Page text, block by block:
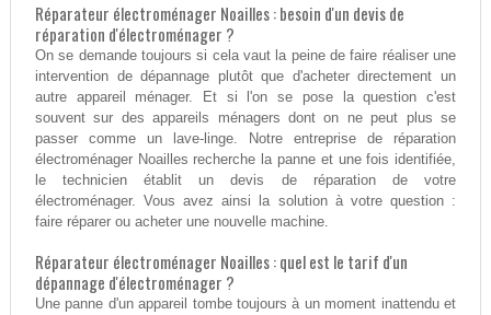
Réparateur électroménager Noailles : besoin d'un devis de
réparation d'électroménager ?
On se demande toujours si cela vaut la peine de faire réaliser une
intervention de dépannage plutôt que d'acheter directement un
autre appareil ménager. Et si l'on se pose la question c'est
souvent sur des appareils ménagers dont on ne peut plus se
passer comme un lave-linge. Notre entreprise de réparation
électroménager Noailles recherche la panne et une fois identifiée,
le technicien établit un devis de réparation de votre
électroménager. Vous avez ainsi la solution à votre question :
faire réparer ou acheter une nouvelle machine.
Réparateur électroménager Noailles : quel est le tarif d'un
dépannage d'électroménager ?
Une panne d'un appareil tombe toujours à un moment inattendu et